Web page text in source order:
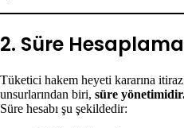
2. Süre
Tüketici hakem heyeti kararına
unsurlarından biri, süre
Süre hesabı şu şekildedir: